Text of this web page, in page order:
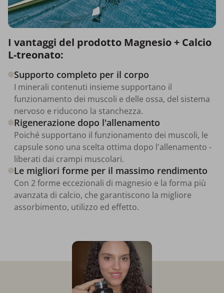
I vantaggi del prodotto Magnesio + Calcio
L-treonato:
Supporto completo per il corpo
I minerali contenuti insieme supportano il
funzionamento dei muscoli e delle ossa, del sistema
nervoso e riducono la stanchezza.
Rigenerazione dopo l'allenamento
Poiché supportano il funzionamento dei muscoli, le
capsule sono una scelta ottima dopo l'allenamento -
liberati dai crampi muscolari.
Le migliori forme per il massimo rendimento
Con 2 forme eccezionali di magnesio e la forma più
avanzata di calcio, che garantiscono la migliore
assorbimento, utilizzo ed effetto.